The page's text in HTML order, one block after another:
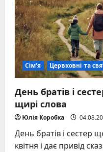
Сім’я Цервковні та
День братів і
щирі слова
Юлія Коробка
День братів і сестер
квітня і дає привід